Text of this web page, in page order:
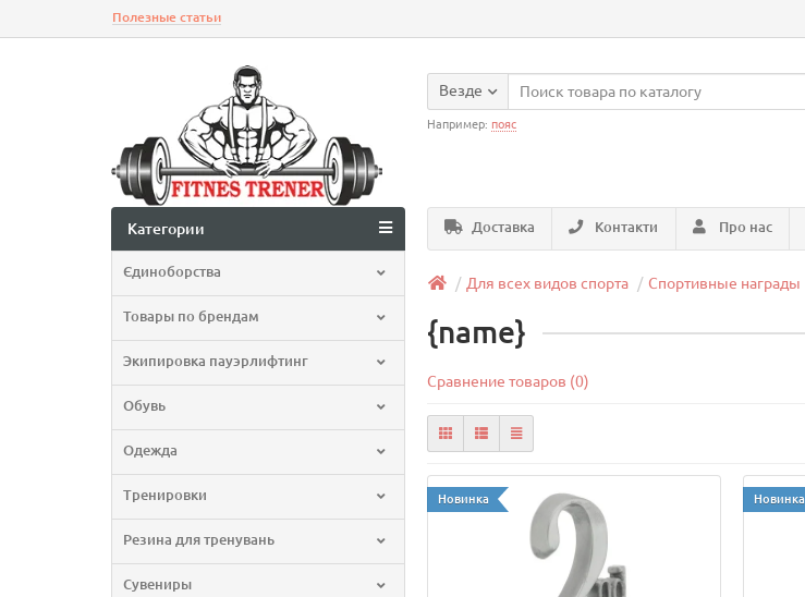
Полезные статьи
Везде
Например: пояс
Доставка Контакти Про нас
Категории
Єдиноборства
Товары по брендам
Экипировка пауэрлифтинг
Обувь
Одежда
Тренировки
Резина для тренувань
Сувениры
Для всех видов спорта Спортивные награды
{name}
Сравнение товаров (0)
Новинка Новинка